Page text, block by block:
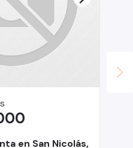
en San Nicolás,